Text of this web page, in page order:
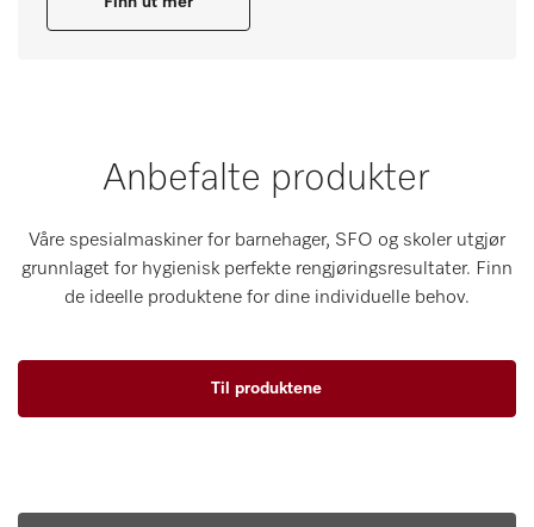
Anbefalte produkter
Våre spesialmaskiner for barnehager, SFO og skoler utgjør
grunnlaget for hygienisk perfekte rengjøringsresultater. Finn
de ideelle produktene for dine individuelle behov.
Til produktene